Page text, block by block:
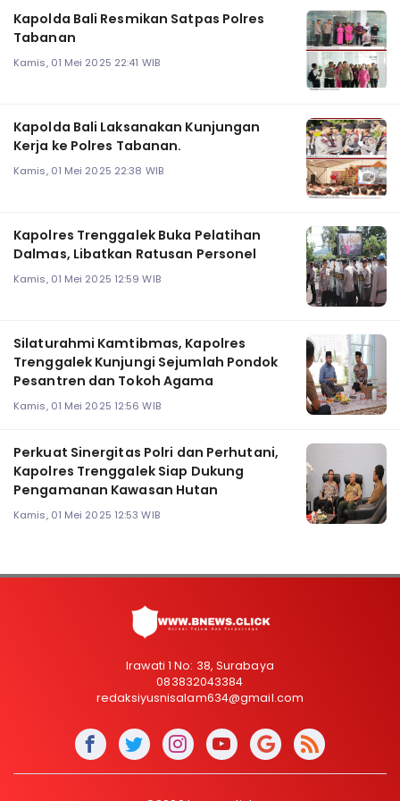
Kapolda Bali Resmikan Satpas Polres
Tabanan
Kamis, 01 Mei 2025 22:41 WIB
Kapolda Bali Laksanakan Kunjungan
Kerja ke Polres Tabanan.
Kamis, 01 Mei 2025 22:38 WIB
Kapolres Trenggalek Buka Pelatihan
Dalmas, Libatkan Ratusan Personel
Kamis, 01 Mei 2025 12:59 WIB
Silaturahmi Kamtibmas, Kapolres
Trenggalek Kunjungi Sejumlah Pondok
Pesantren dan Tokoh Agama
Kamis, 01 Mei 2025 12:56 WIB
Perkuat Sinergitas Polri dan Perhutani,
Kapolres Trenggalek Siap Dukung
Pengamanan Kawasan Hutan
Kamis, 01 Mei 2025 12:53 WIB
Irawati 1 No: 38, Surabaya
083832043384
redaksiyusnisalam634@gmail.com